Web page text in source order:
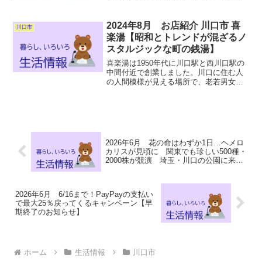
川口市
2024年8月 お店紹介 川口市 喜
楽湯【昭和とトレンドが混ざるノ
スタルジックな町の銭湯】
喜楽湯は1950年代に川口駅と西川口駅の
中間付近で創業しました。川口に住む人
の人間模様が見える場所で、老若男女問
2026年6月 花の命はわずか1日…ヘメロ
カリスが見頃に 関東でも珍しい500種・
2000株が競演 埼玉・川口の公園に来園
2026年6月 6/16まで！PayPayの支払い
で最大25％戻ってくるキャンペーン【早
期終了のお知らせ】
ホーム 生活情報 川口市